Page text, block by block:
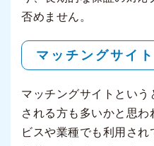
否めません。
マッチングサイト
マッチングサイトとい
される方も多いかと思
ビスや業種でも利用さ